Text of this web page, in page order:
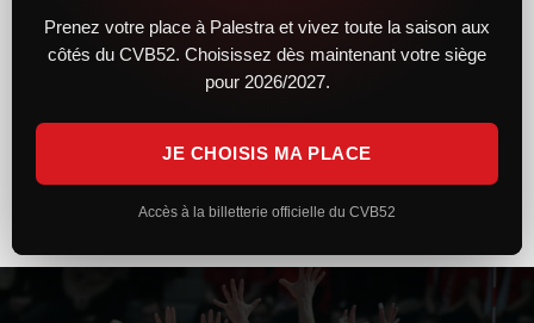
LIRE LA SUITE »
Prenez votre place à Palestra et vivez toute la saison aux
côtés du CVB52. Choisissez dès maintenant votre siège
pour 2026/2027.
JE CHOISIS MA PLACE
Accès à la billetterie officielle du CVB52